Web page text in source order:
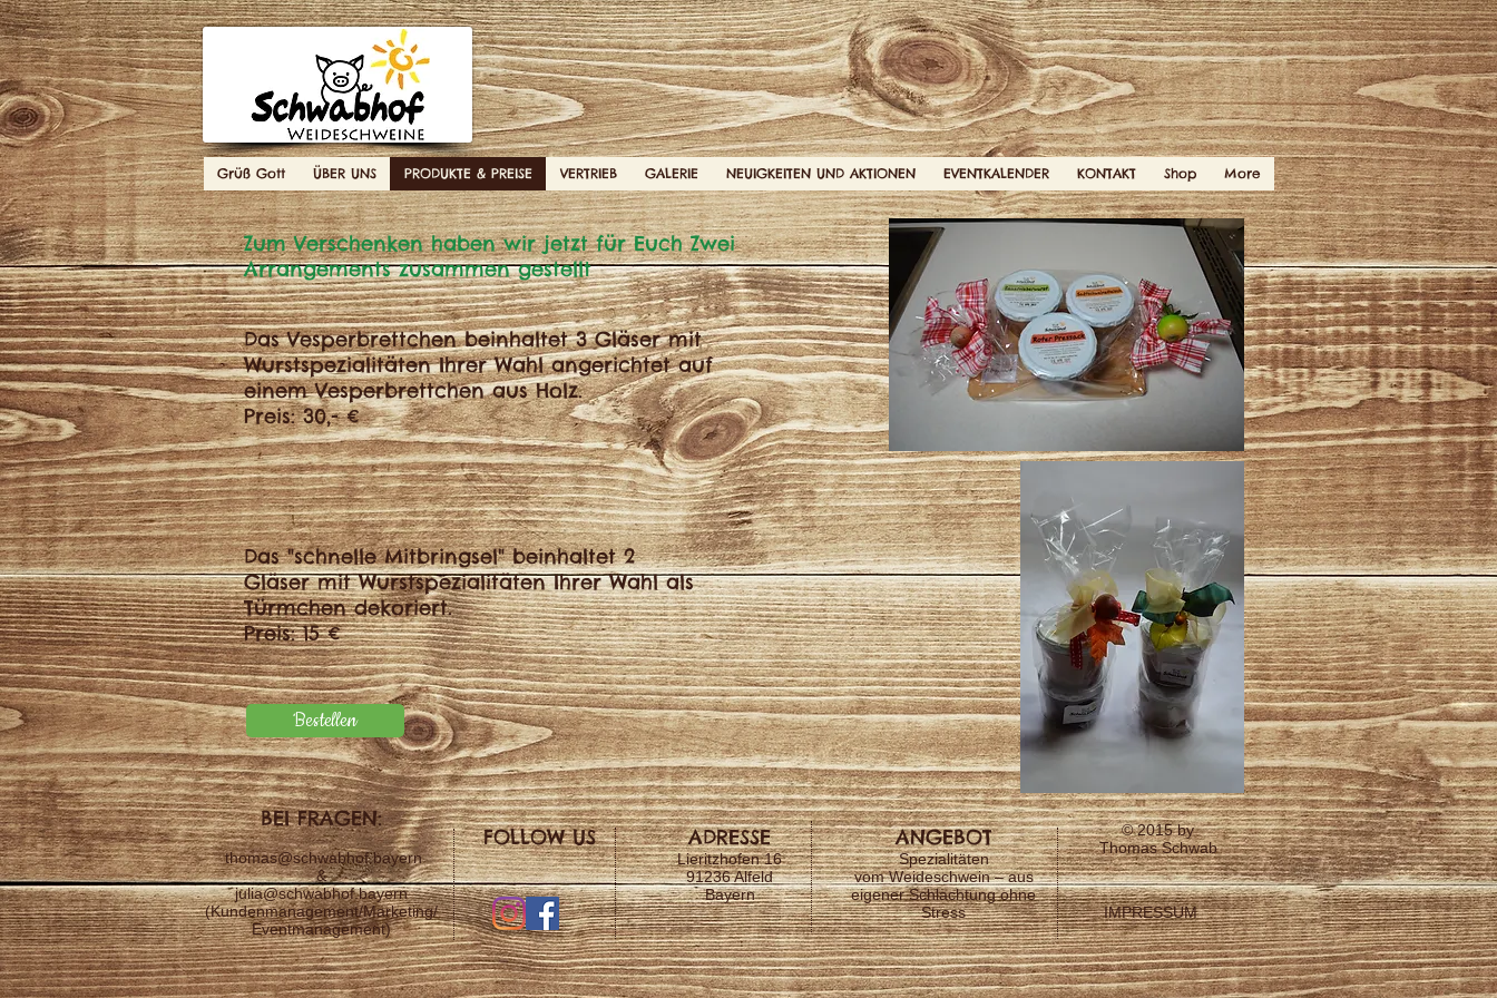
Grüß Gott ÜBER UNS PRODUKTE & PREISE VERTRIEB GALERIE NEUIGKEITEN UND AKTIONEN EVENTKALENDER KONTAKT Shop More
Zum Verschenken haben wir jetzt für Euch Zwei
Arrangements zusammen gestellt
Das Vesperbrettchen beinhaltet 3 Gläser mit
Wurstspezialitäten Ihrer Wahl angerichtet auf
einem Vesperbrettchen aus Holz.
Preis: 30,- €
Das "schnelle Mitbringsel" beinhaltet 2
Gläser mit Wurstspezialitäten Ihrer Wahl als
Türmchen dekoriert.
Preis: 15 €
Bestellen
BEI FRAGEN:
thomas@schwabhof.bayern
&
julia@schwabhof.bayern
(Kundenmanagement/Marketing/
Eventmanagement)
FOLLOW US ADRESSE
Lieritzhofen 16
91236 Alfeld
Bayern
ANGEBOT
Spezialitäten
vom Weideschwein – aus
eigener Schlachtung ohne
Stress
© 2015 by
Thomas Schwab
IMPRESSUM